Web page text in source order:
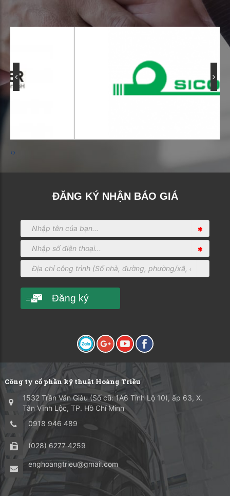
‹›
ĐĂNG KÝ NHẬN BÁO GIÁ
Đăng ký
Công ty cổ phần kỹ thuật Hoàng Triều
1532 Trần Văn Giàu (Số cũ: 1A6 Tỉnh Lộ 10), ấp 63, X.
Tân Vĩnh Lộc, TP. Hồ Chí Minh
0918 946 489
(028) 6277 4259
enghoangtrieu@gmail.com